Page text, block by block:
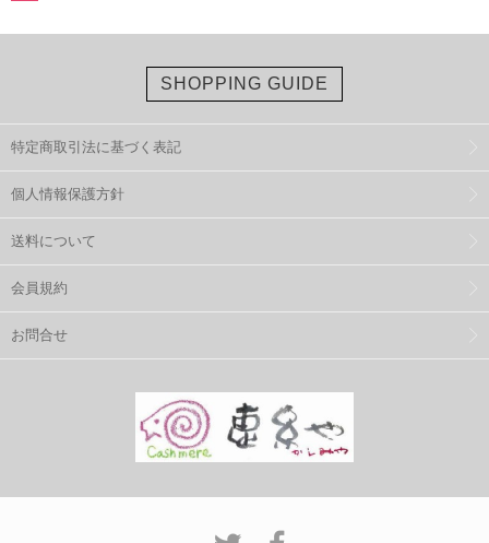
SHOPPING GUIDE
特定商取引法に基づく表記
個人情報保護方針
送料について
会員規約
お問合せ